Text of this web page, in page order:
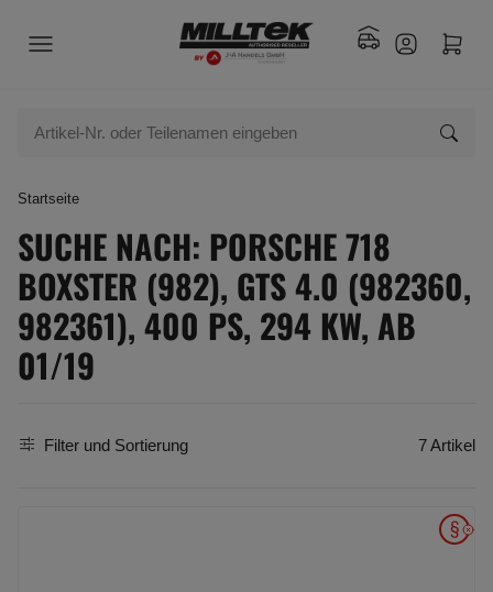
Startseite
SUCHE NACH: PORSCHE 718
BOXSTER (982), GTS 4.0 (982360,
982361), 400 PS, 294 KW, AB
01/19
Filter und Sortierung 7 Artikel